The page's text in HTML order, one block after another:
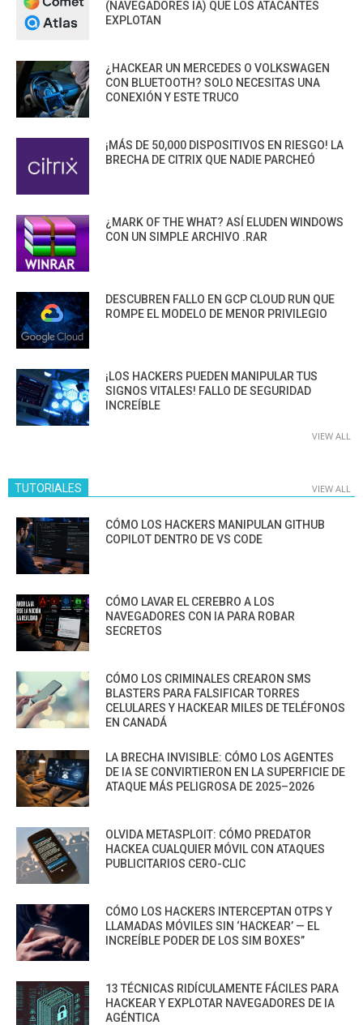
(NAVEGADORES IA) QUE LOS ATACANTES
EXPLOTAN
¿HACKEAR UN MERCEDES O VOLKSWAGEN
CON BLUETOOTH? SOLO NECESITAS UNA
CONEXIÓN Y ESTE TRUCO
¡MÁS DE 50,000 DISPOSITIVOS EN RIESGO! LA
BRECHA DE CITRIX QUE NADIE PARCHEÓ
¿MARK OF THE WHAT? ASÍ ELUDEN WINDOWS
CON UN SIMPLE ARCHIVO .RAR
DESCUBREN FALLO EN GCP CLOUD RUN QUE
ROMPE EL MODELO DE MENOR PRIVILEGIO
¡LOS HACKERS PUEDEN MANIPULAR TUS
SIGNOS VITALES! FALLO DE SEGURIDAD
INCREÍBLE
VIEW ALL
TUTORIALES VIEW ALL
CÓMO LOS HACKERS MANIPULAN GITHUB
COPILOT DENTRO DE VS CODE
CÓMO LAVAR EL CEREBRO A LOS
NAVEGADORES CON IA PARA ROBAR
SECRETOS
CÓMO LOS CRIMINALES CREARON SMS
BLASTERS PARA FALSIFICAR TORRES
CELULARES Y HACKEAR MILES DE TELÉFONOS
EN CANADÁ
LA BRECHA INVISIBLE: CÓMO LOS AGENTES
DE IA SE CONVIRTIERON EN LA SUPERFICIE DE
ATAQUE MÁS PELIGROSA DE 2025–2026
OLVIDA METASPLOIT: CÓMO PREDATOR
HACKEA CUALQUIER MÓVIL CON ATAQUES
PUBLICITARIOS CERO-CLIC
CÓMO LOS HACKERS INTERCEPTAN OTPS Y
LLAMADAS MÓVILES SIN ‘HACKEAR’ — EL
INCREÍBLE PODER DE LOS SIM BOXES”
13 TÉCNICAS RIDÍCULAMENTE FÁCILES PARA
HACKEAR Y EXPLOTAR NAVEGADORES DE IA
AGÉNTICA